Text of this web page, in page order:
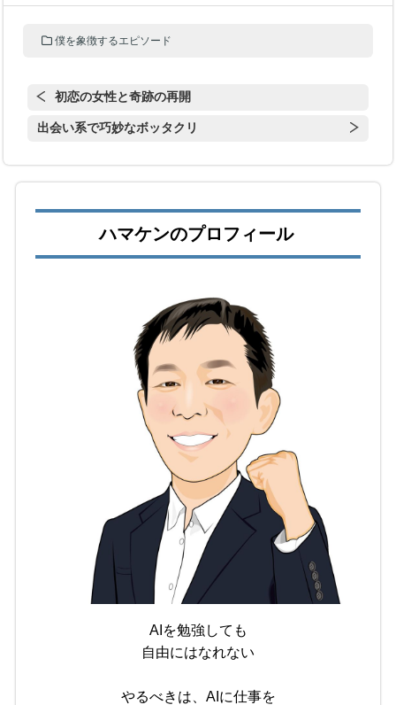
僕を象徴するエピソード
初恋の女性と奇跡の再開
出会い系で巧妙なボッタクリ
ハマケンのプロフィール
AIを勉強しても
自由にはなれない
やるべきは、AIに仕事を